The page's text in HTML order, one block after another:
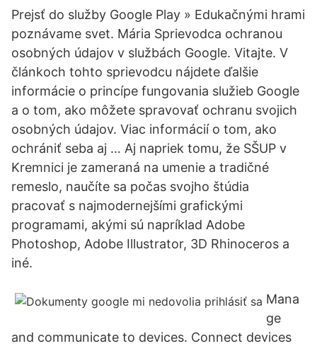
Prejsť do služby Google Play » Edukačnými hrami
poznávame svet. Mária Sprievodca ochranou
osobných údajov v službách Google. Vitajte. V
článkoch tohto sprievodcu nájdete ďalšie
informácie o princípe fungovania služieb Google
a o tom, ako môžete spravovať ochranu svojich
osobných údajov. Viac informácií o tom, ako
ochrániť seba aj … Aj napriek tomu, že SŠUP v
Kremnici je zameraná na umenie a tradičné
remeslo, naučíte sa počas svojho štúdia
pracovať s najmodernejšími grafickými
programami, akými sú napríklad Adobe
Photoshop, Adobe Illustrator, 3D Rhinoceros a
iné.
Mana
ge
and communicate to devices. Connect devices